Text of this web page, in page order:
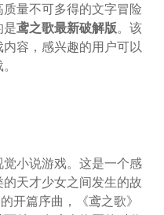
量不可多得的文字冒险
是鸢之歌最新破解版。该
容，感兴趣的用户可以
觉小说游戏。这是一个感
天才少女之间发生的故
开篇序曲，《鸢之歌》